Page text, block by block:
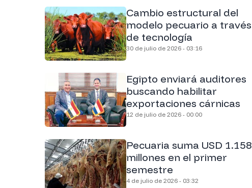
Cambio estructural del
modelo pecuario a través
de tecnología
30 de julio de 2026 - 03:16
Egipto enviará auditores
buscando habilitar
exportaciones cárnicas
12 de julio de 2026 - 00:00
Pecuaria suma USD 1.158
millones en el primer
semestre
4 de julio de 2026 - 03:32